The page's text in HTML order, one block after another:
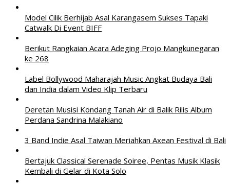
Model Cilik Berhijab Asal Karangasem Sukses Tapaki
Catwalk Di Event BIFF
Berikut Rangkaian Acara Adeging Projo Mangkunegaran
ke 268
Label Bollywood Maharajah Music Angkat Budaya Bali
dan India dalam Video Klip Terbaru
Deretan Musisi Kondang Tanah Air di Balik Rilis Album
Perdana Sandrina Malakiano
3 Band Indie Asal Taiwan Meriahkan Axean Festival di Bali
Bertajuk Classical Serenade Soiree, Pentas Musik Klasik
Kembali di Gelar di Kota Solo